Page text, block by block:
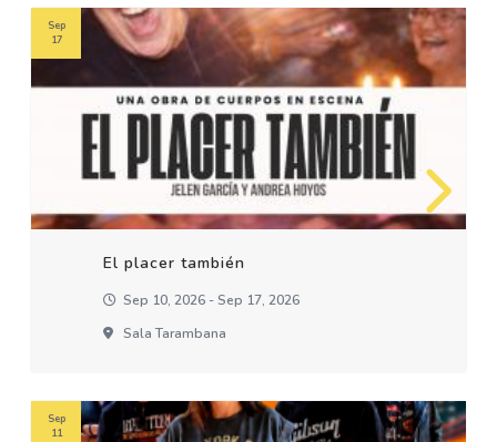
El placer también
Sep 10, 2026 - Sep 17, 2026
Sala Tarambana
Sep
17
Sep
11